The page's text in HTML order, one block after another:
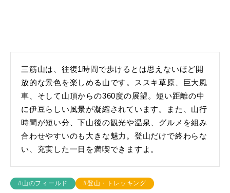
三筋山は、往復1時間で歩けるとは思えないほど開
放的な景色を楽しめる山です。ススキ草原、巨大風
車、そして山頂からの360度の展望。短い距離の中
に伊豆らしい風景が凝縮されています。また、山行
時間が短い分、下山後の観光や温泉、グルメを組み
合わせやすいのも大きな魅力。登山だけで終わらな
い、充実した一日を満喫できますよ。
#山のフィールド #登山・トレッキング